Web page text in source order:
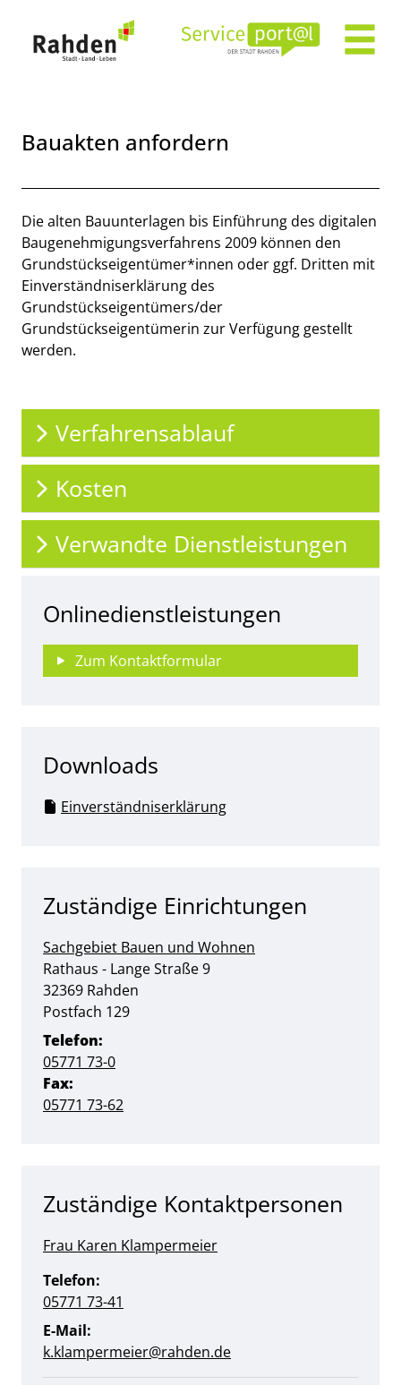
Zum Hauptinhalt springen
Bauakten anfordern
Beschreibung
Die alten Bauunterlagen bis Einführung des digitalen
Baugenehmigungsverfahrens 2009 können den
Grundstückseigentümer*innen oder ggf. Dritten mit
Einverständniserklärung des
Grundstückseigentümers/der
Grundstückseigentümerin zur Verfügung gestellt
werden.
Verfahrensablauf
Kosten
Verwandte Dienstleistungen
Onlinedienstleistungen
Zum Kontaktformular
Downloads
Einverständniserklärung
Zuständige Einrichtungen
Sachgebiet Bauen und Wohnen
Straße:
Rathaus - Lange StraßeHausnummer:
9
PLZ:
32369 Ort:
Rahden
Postfach 129
Telefon:
05771 73-0
Fax:
05771 73-62
Zuständige Kontaktpersonen
Frau Karen Klampermeier
Telefon:
05771 73-41
E-Mail:
k.klampermeier@rahden.de